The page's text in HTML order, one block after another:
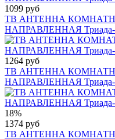
1099 руб
ТВ АНТЕННА
НАПРАВЛЕННАЯ Триада-
1264 руб
ТВ АНТЕННА
НАПРАВЛЕННАЯ Триада-
18%
1374 руб
ТВ АНТЕННА